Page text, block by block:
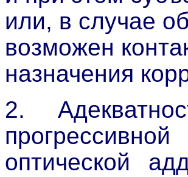
или, в случае
возможен
назначения
2.
оптической